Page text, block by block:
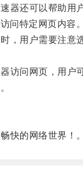
还可以帮助用
问特定网页内容。
用户需要注意
问网页，用户
的网络世界！。